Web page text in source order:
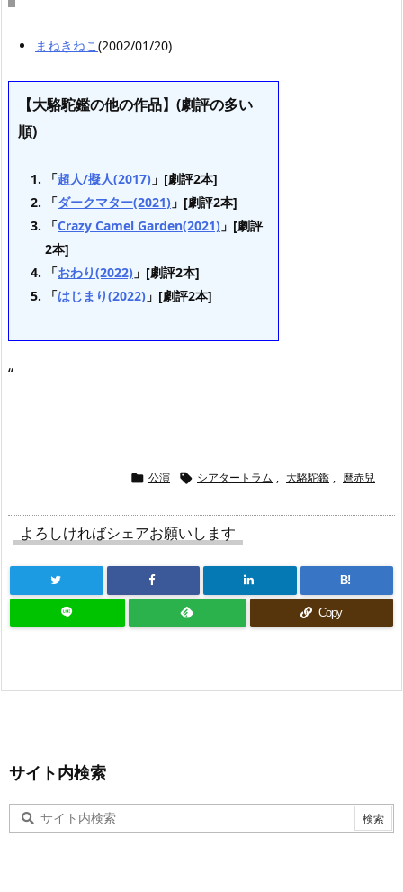
まねきねこ(2002/01/20)
【大駱駝鑑の他の作品】(劇評の多い
順)
「超人/擬人(2017) 」[劇評2本]
「ダークマター(2021) 」[劇評2本]
「Crazy Camel Garden(2021) 」[劇評
2本]
「おわり(2022) 」[劇評2本]
「はじまり(2022) 」[劇評2本]
“
 公演  シアタートラム , 大駱駝鑑 , 麿赤兒
よろしければシェアお願いします
B!
Copy
サイト内検索